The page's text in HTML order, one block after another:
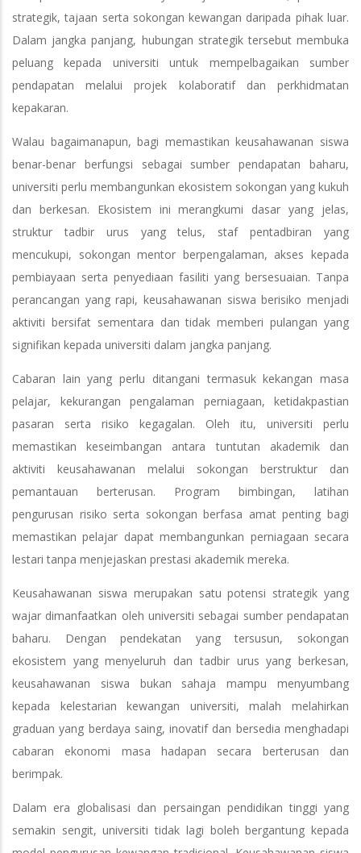
strategik, tajaan serta sokongan kewangan daripada pihak luar.
Dalam jangka panjang, hubungan strategik tersebut membuka
peluang kepada universiti untuk mempelbagaikan sumber
pendapatan melalui projek kolaboratif dan perkhidmatan
kepakaran.
Walau bagaimanapun, bagi memastikan keusahawanan siswa
benar-benar berfungsi sebagai sumber pendapatan baharu,
universiti perlu membangunkan ekosistem sokongan yang kukuh
dan berkesan. Ekosistem ini merangkumi dasar yang jelas,
struktur tadbir urus yang telus, staf pentadbiran yang
mencukupi, sokongan mentor berpengalaman, akses kepada
pembiayaan serta penyediaan fasiliti yang bersesuaian. Tanpa
perancangan yang rapi, keusahawanan siswa berisiko menjadi
aktiviti bersifat sementara dan tidak memberi pulangan yang
signifikan kepada universiti dalam jangka panjang.
Cabaran lain yang perlu ditangani termasuk kekangan masa
pelajar, kekurangan pengalaman perniagaan, ketidakpastian
pasaran serta risiko kegagalan. Oleh itu, universiti perlu
memastikan keseimbangan antara tuntutan akademik dan
aktiviti keusahawanan melalui sokongan berstruktur dan
pemantauan berterusan. Program bimbingan, latihan
pengurusan risiko serta sokongan berfasa amat penting bagi
memastikan pelajar dapat membangunkan perniagaan secara
lestari tanpa menjejaskan prestasi akademik mereka.
Keusahawanan siswa merupakan satu potensi strategik yang
wajar dimanfaatkan oleh universiti sebagai sumber pendapatan
baharu. Dengan pendekatan yang tersusun, sokongan
ekosistem yang menyeluruh dan tadbir urus yang berkesan,
keusahawanan siswa bukan sahaja mampu menyumbang
kepada kelestarian kewangan universiti, malah melahirkan
graduan yang berdaya saing, inovatif dan bersedia menghadapi
cabaran ekonomi masa hadapan secara berterusan dan
berimpak.
Dalam era globalisasi dan persaingan pendidikan tinggi yang
semakin sengit, universiti tidak lagi boleh bergantung kepada